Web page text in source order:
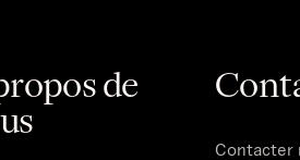
de
Contacter